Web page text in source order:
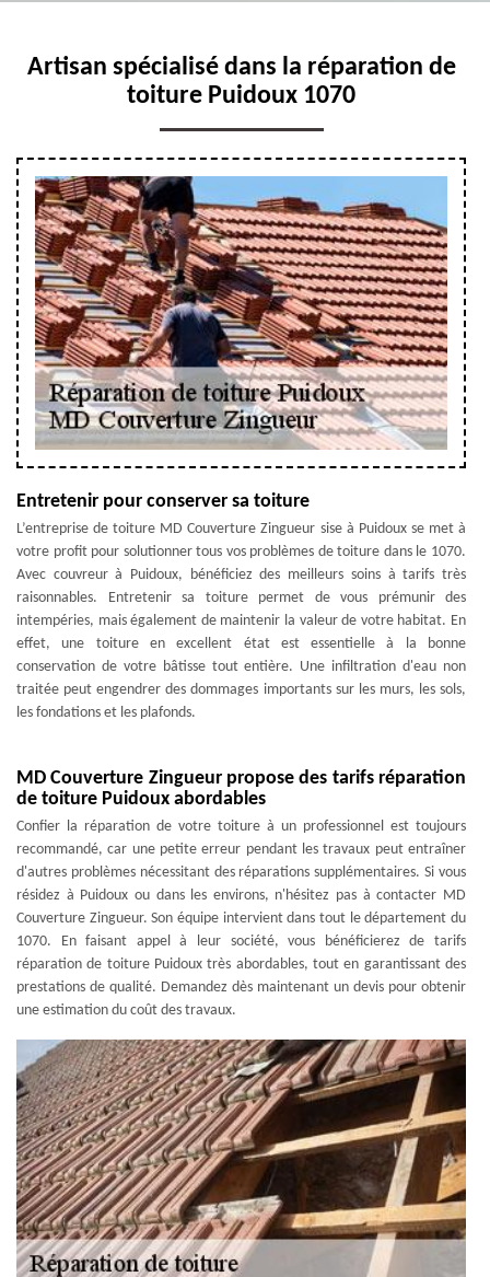
Artisan spécialisé dans la réparation de
toiture Puidoux 1070
Entretenir pour conserver sa toiture
L’entreprise de toiture MD Couverture Zingueur sise à Puidoux se met à
votre profit pour solutionner tous vos problèmes de toiture dans le 1070.
Avec couvreur à Puidoux, bénéficiez des meilleurs soins à tarifs très
raisonnables. Entretenir sa toiture permet de vous prémunir des
intempéries, mais également de maintenir la valeur de votre habitat. En
effet, une toiture en excellent état est essentielle à la bonne
conservation de votre bâtisse tout entière. Une infiltration d'eau non
traitée peut engendrer des dommages importants sur les murs, les sols,
les fondations et les plafonds.
MD Couverture Zingueur propose des tarifs réparation
de toiture Puidoux abordables
Confier la réparation de votre toiture à un professionnel est toujours
recommandé, car une petite erreur pendant les travaux peut entraîner
d'autres problèmes nécessitant des réparations supplémentaires. Si vous
résidez à Puidoux ou dans les environs, n'hésitez pas à contacter MD
Couverture Zingueur. Son équipe intervient dans tout le département du
1070. En faisant appel à leur société, vous bénéficierez de tarifs
réparation de toiture Puidoux très abordables, tout en garantissant des
prestations de qualité. Demandez dès maintenant un devis pour obtenir
une estimation du coût des travaux.